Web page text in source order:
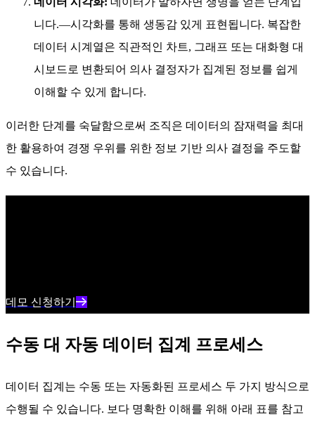
니다.—시각화를 통해 생동감 있게 표현됩니다. 복잡한
데이터 시계열은 직관적인 차트, 그래프 또는 대화형 대
시보드로 변환되어 의사 결정자가 집계된 정보를 쉽게
이해할 수 있게 합니다.
이러한 단계를 숙달함으로써 조직은 데이터의 잠재력을 최대
한 활용하여 경쟁 우위를 위한 정보 기반 의사 결정을 주도할
수 있습니다.
데모 신청하기
수동 대 자동 데이터 집계 프로세스
데이터 집계는 수동 또는 자동화된 프로세스 두 가지 방식으로
수행될 수 있습니다. 보다 명확한 이해를 위해 아래 표를 참고